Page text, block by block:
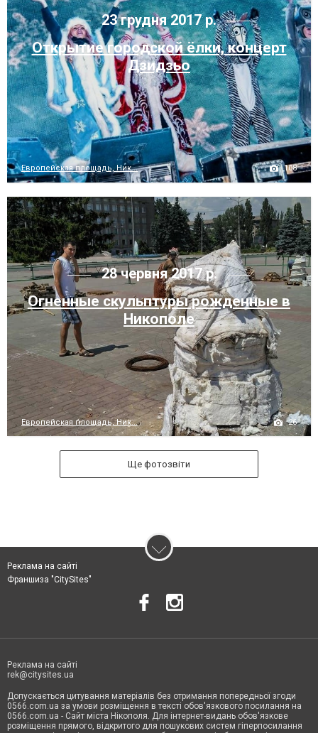
23 грудня 2017 р.
Открытие городской ёлки, концерт
Дзидзьо
Европейская площадь, Ник... 108
28 червня 2017 р.
Огненные скульптуры рожденные в
Никополе
Европейская площадь, Ник... 26
Ще фотозвіти
Реклама на сайті
Франшиза "CitySites"
Реклама на сайті
rek@citysites.ua
Допускається цитування матеріалів без отримання попередньої згоди
0566.com.ua за умови розміщення в тексті обов'язкового посилання на
0566.com.ua - Сайт міста Нікополя. Для інтернет-видань обов'язкове
розміщення прямого, відкритого для пошукових систем гіперпосилання